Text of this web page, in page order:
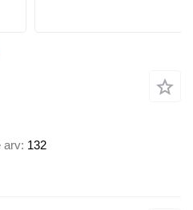
arv 132